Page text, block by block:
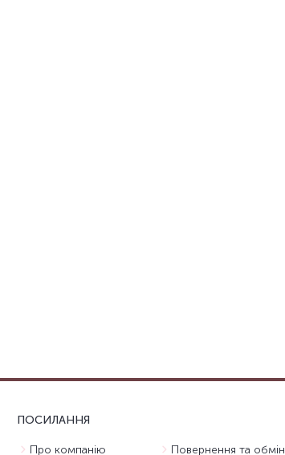
ПОСИЛАННЯ
Про компанію Повернення та обмін